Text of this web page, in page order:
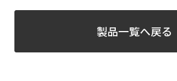
製品一覧へ戻る